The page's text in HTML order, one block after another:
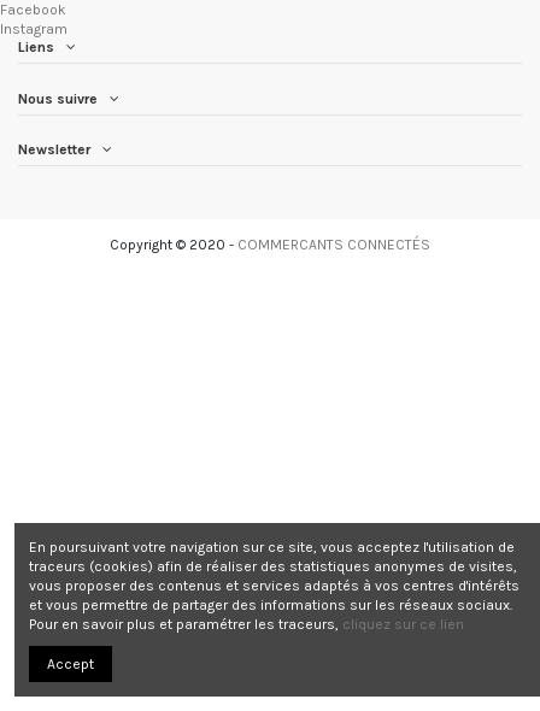
Facebook
Instagram
Liens
Nous suivre
Newsletter
Copyright © 2020 - COMMERCANTS CONNECTÉS
En poursuivant votre navigation sur ce site, vous acceptez l'utilisation de
traceurs (cookies) afin de réaliser des statistiques anonymes de visites,
vous proposer des contenus et services adaptés à vos centres d'intérêts
et vous permettre de partager des informations sur les réseaux sociaux.
Pour en savoir plus et paramétrer les traceurs, cliquez sur ce lien
Accept